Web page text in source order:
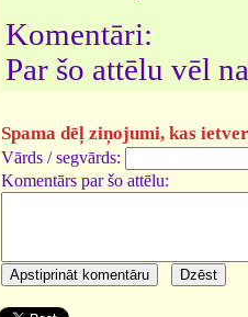
Komentāri:
Par šo attēlu vēl
Spama dēļ ziņojumi, kas
Vārds / segvārds:
Komentārs par šo attēlu: